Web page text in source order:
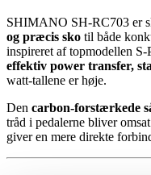
SHIMANO SH-RC703 er
og præcis sko til både
inspireret af topmodellen
effektiv power transfer,
watt-tallene er høje.
Den carbon-forstærkede
tråd i pedalerne bliver
giver en mere direkte